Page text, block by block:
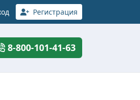
Регистрация
8-800-101-41-63